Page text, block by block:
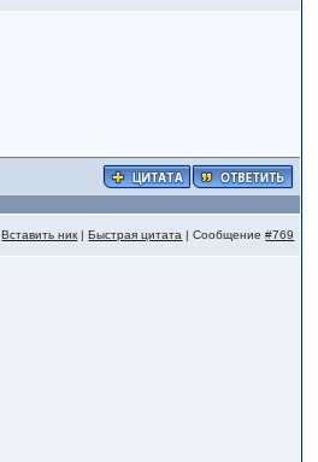
Вставить ник |Быстрая цитата | Сообщение#769